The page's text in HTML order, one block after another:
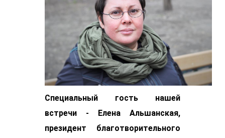
Специальный гость нашей
встречи - Елена Альшанская,
президент благотворительного